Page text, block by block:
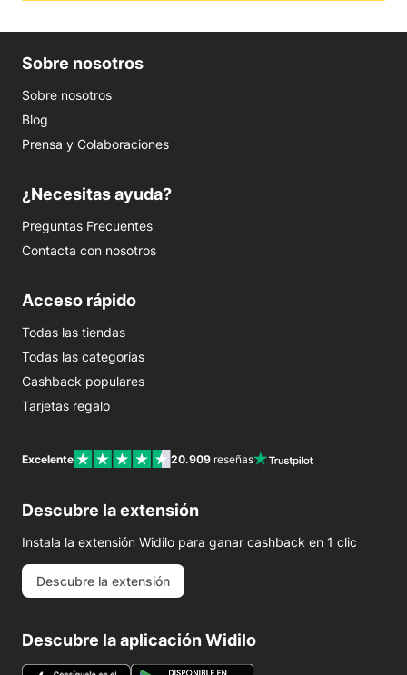
Sobre nosotros
Sobre nosotros
Blog
Prensa y Colaboraciones
¿Necesitas ayuda?
Preguntas Frecuentes
Contacta con nosotros
Acceso rápido
Todas las tiendas
Todas las categorías
Cashback populares
Tarjetas regalo
Excelente 20.909 reseñas
Descubre la extensión
Instala la extensión Widilo para ganar cashback en 1 clic
Descubre la extensión
Descubre la aplicación Widilo